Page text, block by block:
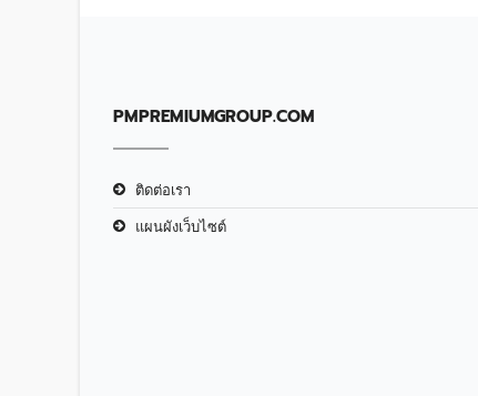
PMPREMIUMGROUP.COM
ติดต่อเรา
แผนผังเว็บไซต์